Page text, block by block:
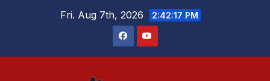
Fri. Aug 7th, 2026 2:42:17 PM